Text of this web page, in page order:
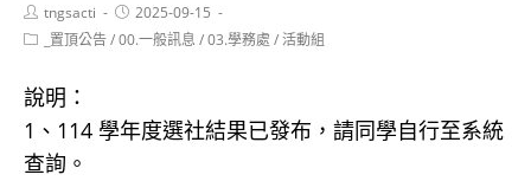
Post
author:
tngsacti
Post
published:
2025-09-15
Post _置頂公告/00.一般訊息 /03.學務處 /活動組
說明：
1、114 學年度選社結果已發布，請同學自行至系統
查詢。